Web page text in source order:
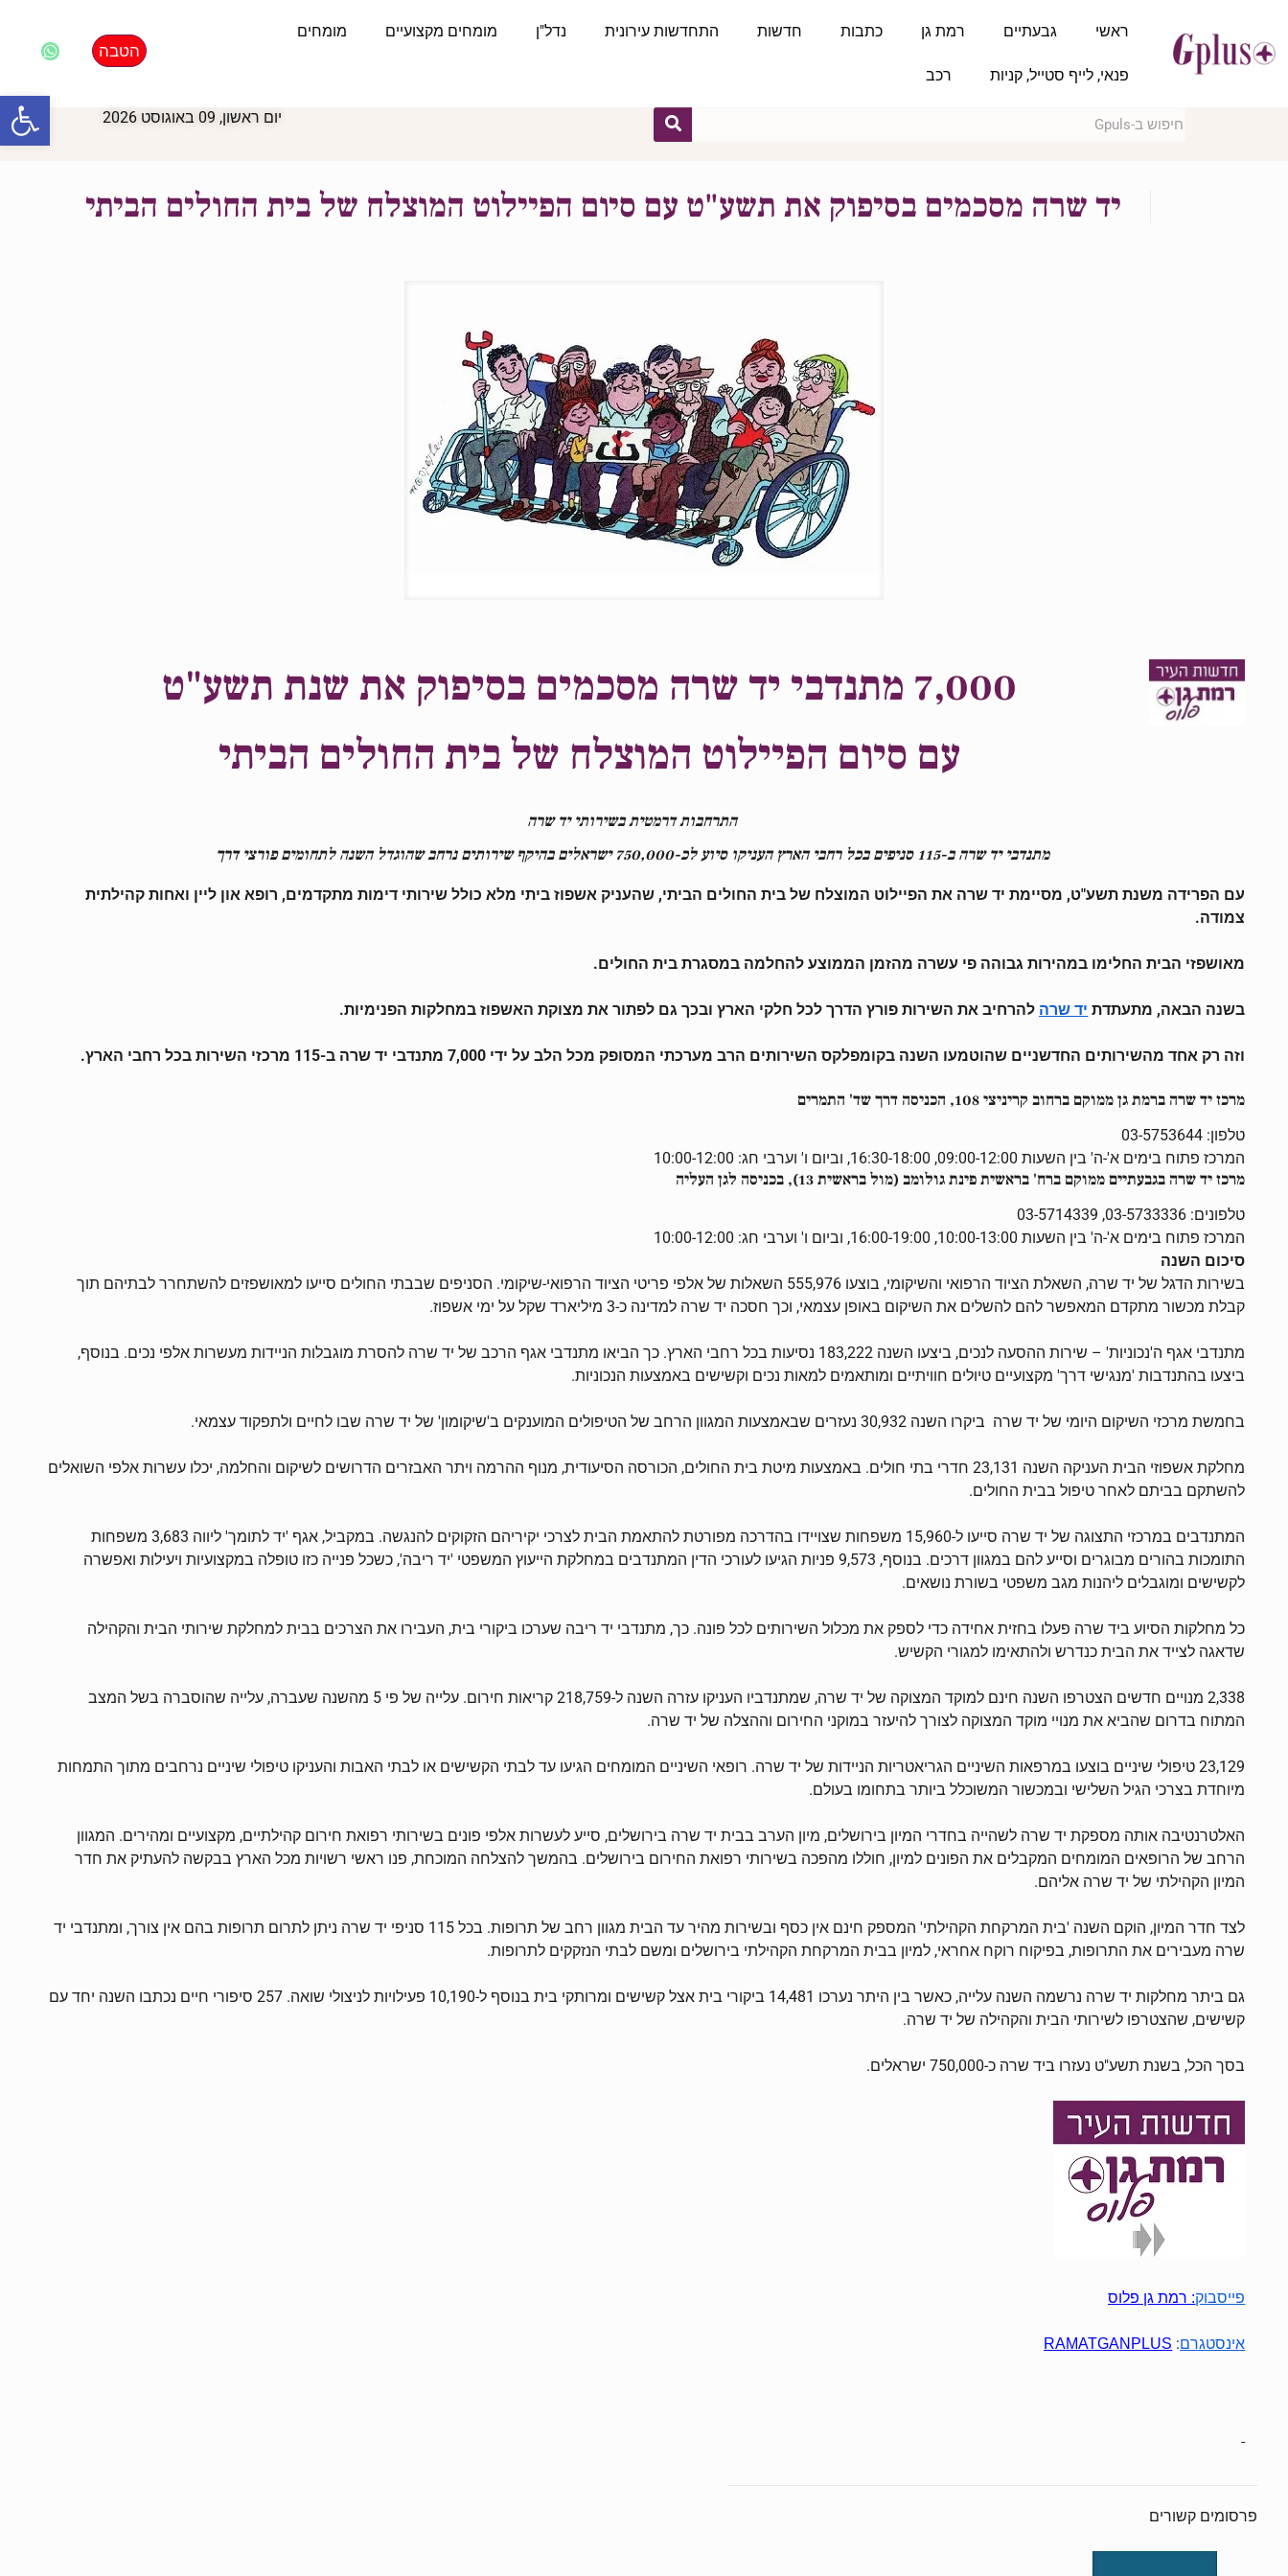
ראשי גבעתיים רמת גן כתבות חדשות התחדשות עירונית נדל"ן מומחים מקצועיים מומחים
פנאי, לייף סטייל, קניות רכב
הטבה
יום ראשון, 09 באוגוסט 2026
יד שרה מסכמים בסיפוק את תשע"ט עם סיום הפיילוט המוצלח של בית החולים הביתי
7,000 מתנדבי יד שרה מסכמים בסיפוק את שנת תשע"ט
עם סיום הפיילוט המוצלח של בית החולים הביתי
התרחבות דרמטית בשירותי יד שרה
מתנדבי יד שרה ב-115 סניפים בכל רחבי הארץ העניקו סיוע לכ-750,000 ישראלים בהיקף שירותים נרחב שהוגדל השנה לתחומים פורצי דרך
עם הפרידה משנת תשע"ט, מסיימת יד שרה את הפיילוט המוצלח של בית החולים הביתי, שהעניק אשפוז ביתי מלא כולל שירותי דימות מתקדמים, רופא און ליין ואחות קהילתית
צמודה.
מאושפזי הבית החלימו במהירות גבוהה פי עשרה מהזמן הממוצע להחלמה במסגרת בית החולים.
בשנה הבאה, מתעתדת יד שרה להרחיב את השירות פורץ הדרך לכל חלקי הארץ ובכך גם לפתור את מצוקת האשפוז במחלקות הפנימיות.
וזה רק אחד מהשירותים החדשניים שהוטמעו השנה בקומפלקס השירותים הרב מערכתי המסופק מכל הלב על ידי 7,000 מתנדבי יד שרה ב-115 מרכזי השירות בכל רחבי הארץ.
מרכז יד שרה ברמת גן ממוקם ברחוב קריניצי 108, הכניסה דרך שד' התמרים
טלפון: 03-5753644
המרכז פתוח בימים א'-ה' בין השעות 09:00-12:00, 16:30-18:00, וביום ו' וערבי חג: 10:00-12:00
מרכז יד שרה בגבעתייםממוקם ברח' בראשית פינת גולומב (מול בראשית 13), בכניסה לגן העליה
טלפונים: 03-5733336, 03-5714339
המרכז פתוח בימים א'-ה' בין השעות 10:00-13:00, 16:00-19:00, וביום ו' וערבי חג: 10:00-12:00
סיכום השנה
בשירות הדגל של יד שרה, השאלת הציוד הרפואי והשיקומי, בוצעו 555,976 השאלות של אלפי פריטי הציוד הרפואי-שיקומי. הסניפים שבבתי החולים סייעו למאושפזים להשתחרר לבתיהם תוך
קבלת מכשור מתקדם המאפשר להם להשלים את השיקום באופן עצמאי, וכך חסכה יד שרה למדינה כ-3 מיליארד שקל על ימי אשפוז.
מתנדבי אגף ה'נכוניות' – שירות ההסעה לנכים, ביצעו השנה 183,222 נסיעות בכל רחבי הארץ. כך הביאו מתנדבי אגף הרכב של יד שרה להסרת מוגבלות הניידות מעשרות אלפי נכים. בנוסף,
ביצעו בהתנדבות 'מנגישי דרך' מקצועיים טיולים חוויתיים ומותאמים למאות נכים וקשישים באמצעות הנכוניות.
בחמשת מרכזי השיקום היומי של יד שרה ביקרו השנה 30,932 נעזרים שבאמצעות המגוון הרחב של הטיפולים המוענקים ב'שיקומון' של יד שרה שבו לחיים ולתפקוד עצמאי.
מחלקת אשפוזי הבית העניקה השנה 23,131 חדרי בתי חולים. באמצעות מיטת בית החולים, הכורסה הסיעודית, מנוף ההרמה ויתר האבזרים הדרושים לשיקום והחלמה, יכלו עשרות אלפי השואלים
להשתקם בביתם לאחר טיפול בבית החולים.
המתנדבים במרכזי התצוגה של יד שרה סייעו ל-15,960 משפחות שצויידו בהדרכה מפורטת להתאמת הבית לצרכי יקיריהם הזקוקים להנגשה. במקביל, אגף 'יד לתומך' ליווה 3,683 משפחות
התומכות בהורים מבוגרים וסייע להם במגוון דרכים. בנוסף, 9,573 פניות הגיעו לעורכי הדין המתנדבים במחלקת הייעוץ המשפטי 'יד ריבה', כשכל פנייה כזו טופלה במקצועיות ויעילות ואפשרה
לקשישים ומוגבלים ליהנות מגב משפטי בשורת נושאים.
כל מחלקות הסיוע ביד שרה פעלו בחזית אחידה כדי לספק את מכלול השירותים לכל פונה. כך, מתנדבי יד ריבה שערכו ביקורי בית, העבירו את הצרכים בבית למחלקת שירותי הבית והקהילה
שדאגה לצייד את הבית כנדרש ולהתאימו למגורי הקשיש.
2,338 מנויים חדשים הצטרפו השנה חינם למוקד המצוקה של יד שרה, שמתנדביו העניקו עזרה השנה ל-218,759 קריאות חירום. עלייה של פי 5 מהשנה שעברה, עלייה שהוסברה בשל המצב
המתוח בדרום שהביא את מנויי מוקד המצוקה לצורך להיעזר במוקני החירום וההצלה של יד שרה.
23,129 טיפולי שיניים בוצעו במרפאות השיניים הגריאטריות הניידות של יד שרה. רופאי השיניים המומחים הגיעו עד לבתי הקשישים או לבתי האבות והעניקו טיפולי שיניים נרחבים מתוך התמחות
מיוחדת בצרכי הגיל השלישי ובמכשור המשוכלל ביותר בתחומו בעולם.
האלטרנטיבה אותה מספקת יד שרה לשהייה בחדרי המיון בירושלים, מיון הערב בבית יד שרה בירושלים, סייע לעשרות אלפי פונים בשירותי רפואת חירום קהילתיים, מקצועיים ומהירים. המגוון
הרחב של הרופאים המומחים המקבלים את הפונים למיון, חוללו מהפכה בשירותי רפואת החירום בירושלים. בהמשך להצלחה המוכחת, פנו ראשי רשויות מכל הארץ בבקשה להעתיק את חדר
המיון הקהילתי של יד שרה אליהם.
לצד חדר המיון, הוקם השנה 'בית המרקחת הקהילתי' המספק חינם אין כסף ובשירות מהיר עד הבית מגוון רחב של תרופות. בכל 115 סניפי יד שרה ניתן לתרום תרופות בהם אין צורך, ומתנדבי יד
שרה מעבירים את התרופות, בפיקוח רוקח אחראי, למיון בבית המרקחת הקהילתי בירושלים ומשם לבתי הנזקקים לתרופות.
גם ביתר מחלקות יד שרה נרשמה השנה עלייה, כאשר בין היתר נערכו 14,481 ביקורי בית אצל קשישים ומרותקי בית בנוסף ל-10,190 פעילויות לניצולי שואה. 257 סיפורי חיים נכתבו השנה יחד עם
קשישים, שהצטרפו לשירותי הבית והקהילה של יד שרה.
בסך הכל, בשנת תשע"ט נעזרו ביד שרה כ-750,000 ישראלים.
פייסבוק: רמת גן פלוס
אינסטגרם:
RAMATGANPLUS
פרסומים קשורים
פתח